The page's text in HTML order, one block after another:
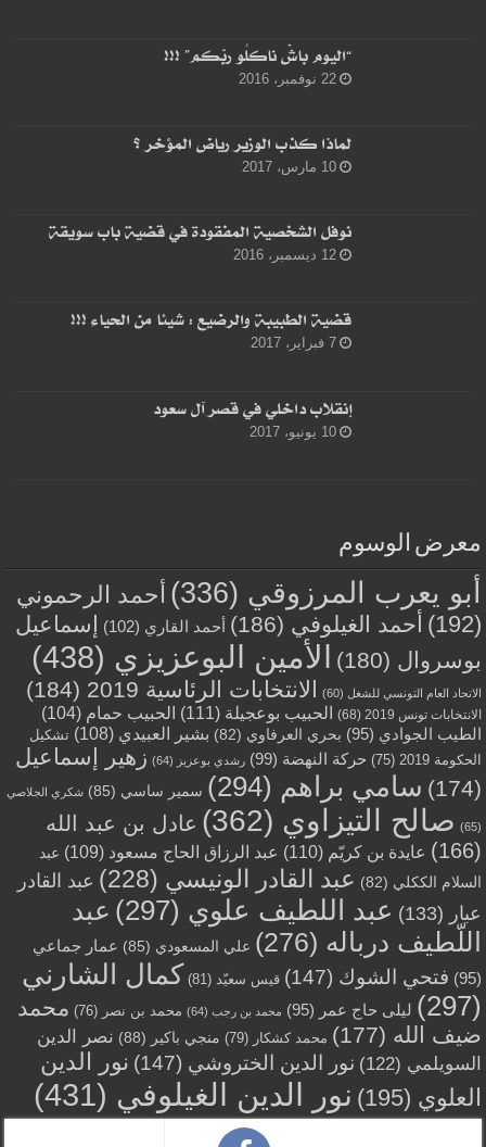
“اليوم باشْ ناكلُو ربّكم” !!!
22 نوفمبر، 2016
لماذا كذب الوزير رياض المؤخر ؟
10 مارس، 2017
نوفل الشخصية المفقودة في قضية باب سويقة
12 ديسمبر، 2016
قضية الطبيبة والرضيع : شيئا من الحياء !!!
7 فبراير، 2017
إنقلاب داخلي في قصر آل سعود
10 يونيو، 2017
معرض الوسوم
أبو يعرب المرزوقي (336)
أحمد الرحموني
(192)
أحمد الغيلوفي (186) أحمد القاري (102)
إسماعيل
بوسروال (180) الأمين البوعزيزي (438)
الاتحاد العام التونسي للشغل (60) الانتخابات الرئاسية 2019 (184)
الانتخابات تونس 2019 (68) الحبيب بوعجيلة (111) الحبيب حمام (104)
الطيب الجوادي (95) بحري العرفاوي (82) بشير العبيدي (108)
تشكيل
الحكومة 2019
(75) حركة النهضة (99) رشدي بوعزيز (64)
زهير إسماعيل
(174)
سامي براهم (294) سمير ساسي (85) شكري الجلاصي
(65) صالح التيزاوي (362)
عادل بن عبد الله
(166)
عايدة بن كريّم (110) عبد الرزاق الحاج مسعود (109)
عبد
السلام الككلي (82) عبد القادر الونيسي (228)
عبد القادر
عبار (133) عبد اللطيف علوي (297)
عبد
اللّطيف درباله (276) علي المسعودي (85)
عمار جماعي
(95)
فتحي الشوك (147) قيس سعيّد (81)
كمال الشارني
(297)
ليلى حاج عمر (95) محمد بن رجب (64) محمد بن نصر (76)
محمد
ضيف الله (177) محمد كشكار (79) منجي باكير (88)
نصر الدين
السويلمي (122) نور الدين الختروشي (147)
نور الدين
العلوي (195) نور الدين الغيلوفي (431)